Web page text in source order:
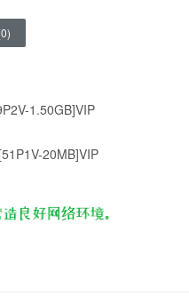
0)
1.50GB]VIP
20MB]VIP